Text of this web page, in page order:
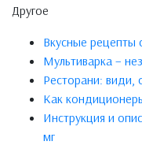
Другое
Вкусные рецепты
Мультиварка –
Ресторани: види,
Как
Инструкция и
мг